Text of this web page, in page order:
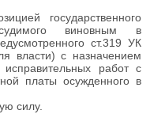
государственного
виновным в
ст.319 УК
власти) с назначением
работ с
платы осужденного в
силу.